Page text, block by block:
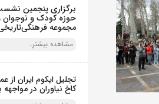
برگزاری پنجمین
حوزه کودک و نوجوان
مجموعه
مشاهده بیشتر..
تجلیل ایکوم ایران از
کاخ نیاوران در مواجهه